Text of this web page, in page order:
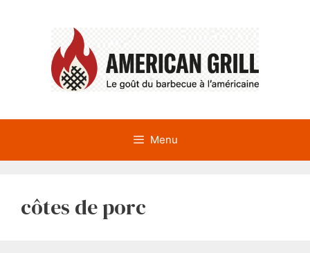
Menu
côtes de porc